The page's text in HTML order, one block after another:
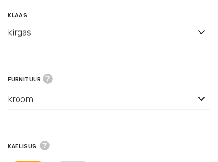
KLAAS
kirgas
FURNITUUR
kroom
KÄELISUS